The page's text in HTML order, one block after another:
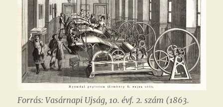
Forrás: Vasárnapi Ujság, 10. évf. 2. szám (1863.